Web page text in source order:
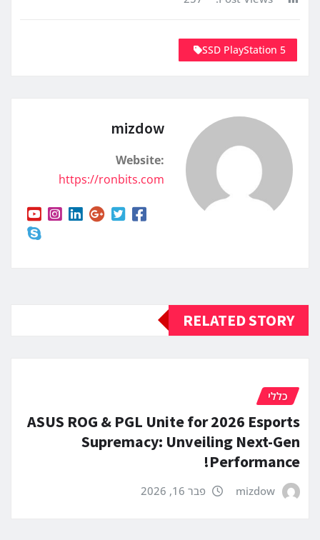
SSD PlayStation 5
mizdow
Website:
https://ronbits.com
RELATED STORY
כללי
ASUS ROG & PGL Unite for 2026 Esports
Supremacy: Unveiling Next-Gen
Performance!
mizdow פבר 16, 2026